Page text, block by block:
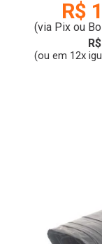
R$
(via Pix ou
(ou em 12x